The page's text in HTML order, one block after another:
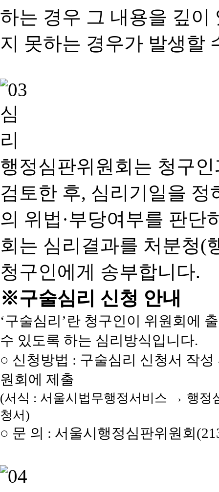
하는 경우 그 내용을 깊이
지 못하는 경우가 발생할
행정심판위원회는 청구
검토한 후, 심리기일을 정
의 위법·부당여부를 판단
회는 심리결과를 처분청(
청구인에게 송부합니다.
※구술심리 신청 안내
‘구술심리’란 청구인이 위원회에
수 있도록 하는 심리방식입니다.
○ 신청방법 : 구술심리 신청서 작
원회에 제출
(서식 : 서울시법무행정서비스 → 행
청서)
○ 문 의 : 서울시행정심판위원회